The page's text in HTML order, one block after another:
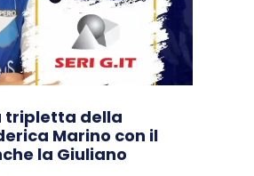
tripletta della
Marino con il
la Giuliano